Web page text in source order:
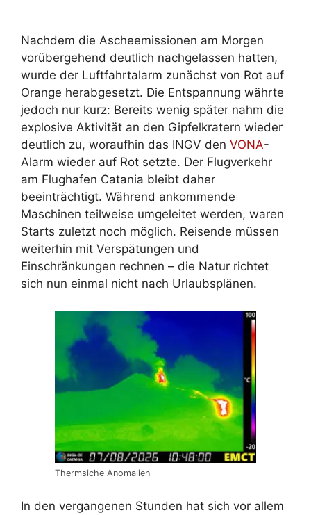
Nachdem die Ascheemissionen am Morgen
vorübergehend deutlich nachgelassen hatten,
wurde der Luftfahrtalarm zunächst von Rot auf
Orange herabgesetzt. Die Entspannung währte
jedoch nur kurz: Bereits wenig später nahm die
explosive Aktivität an den Gipfelkratern wieder
deutlich zu, woraufhin das INGV den VONA-
Alarm wieder auf Rot setzte. Der Flugverkehr
am Flughafen Catania bleibt daher
beeinträchtigt. Während ankommende
Maschinen teilweise umgeleitet werden, waren
Starts zuletzt noch möglich. Reisende müssen
weiterhin mit Verspätungen und
Einschränkungen rechnen – die Natur richtet
sich nun einmal nicht nach Urlaubsplänen.
Thermsiche Anomalien
In den vergangenen Stunden hat sich vor allem